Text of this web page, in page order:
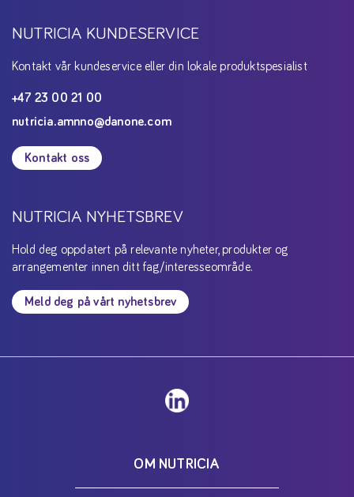
NUTRICIA KUNDESERVICE
Kontakt vår kundeservice eller din lokale produktspesialist
+47 23 00 21 00
nutricia.amnno@danone.com
Kontakt oss
NUTRICIA NYHETSBREV
Hold deg oppdatert på relevante nyheter, produkter og
arrangementer innen ditt fag/interesseområde.
Meld deg på vårt nyhetsbrev
OM NUTRICIA